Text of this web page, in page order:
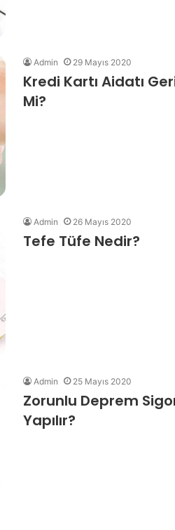
Admin 29 Mayıs 2020
Kredi Kartı Aidatı
Mi?
Admin 26 Mayıs 2020
Tefe Tüfe Nedir?
Admin 25 Mayıs 2020
Zorunlu Deprem
Yapılır?
23 Aralık 2022